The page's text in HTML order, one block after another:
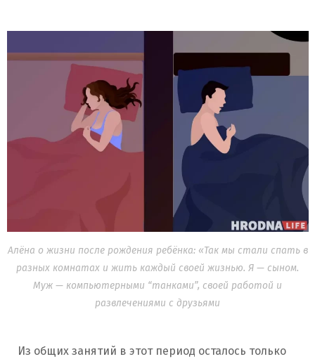
Алёна о жизни после рождения ребёнка: «Так мы стали спать в
разных комнатах и жить каждый своей жизнью. Я — сыном.
Муж — компьютерными “танками”, своей работой и
развлечениями с друзьями
Из общих занятий в этот период осталось только